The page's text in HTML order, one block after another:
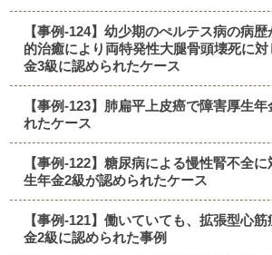
【事例-124】幼少期のぺルテス病の病
的治癒により両特発性大腿骨頭壊死に
金3級に認められたケース
【事例-123】肺扁平上皮癌で障害厚生
れたケース
【事例-122】糖尿病による慢性腎不全
生年金2級が認められたケース
【事例-121】働いていても、拡張型心
金2級に認められた事例